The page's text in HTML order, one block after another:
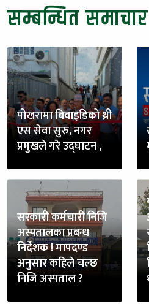
सम्बन्धित समाचार
पोखरामा बिवाइडिको थ्री
एस सेवा सुरु, नगर
प्रमुखले गरे उद्घाटन ,
सरकारी कर्मचारी निजि
अस्पतालका प्रबन्ध
निर्देशक ! मापदण्ड
अनुसार कहिले चल्छ
निजि अस्पताल ?